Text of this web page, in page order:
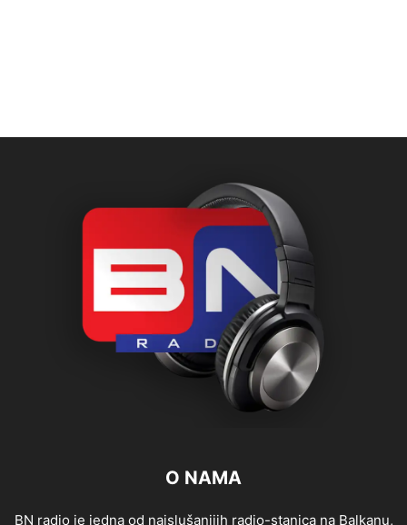
O NAMA
BN radio je jedna od najslušanijih radio-stanica na Balkanu,